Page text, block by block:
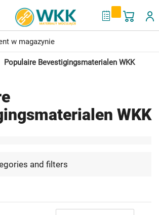
Mój
My Quote
w magazynie
jakości
Konkurencyjne ceny
etykietowania
Populaire Bevestigingsmaterialen WKK
WKK
and filters